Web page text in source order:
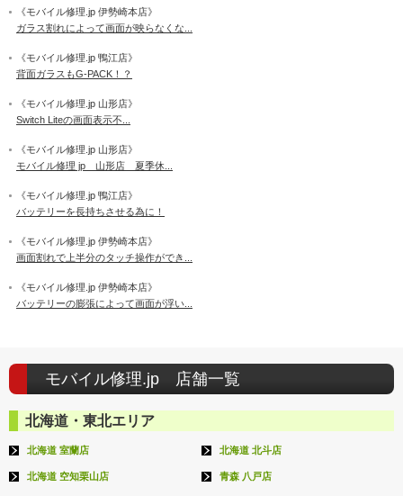
《モバイル修理.jp 伊勢崎本店》
ガラス割れによって画面が映らなくな...
《モバイル修理.jp 鴨江店》
背面ガラスもG-PACK！？
《モバイル修理.jp 山形店》
Switch Liteの画面表示不...
《モバイル修理.jp 山形店》
モバイル修理 jp 山形店 夏季休...
《モバイル修理.jp 鴨江店》
バッテリーを長持ちさせる為に！
《モバイル修理.jp 伊勢崎本店》
画面割れで上半分のタッチ操作ができ...
《モバイル修理.jp 伊勢崎本店》
バッテリーの膨張によって画面が浮い...
モバイル修理.jp 店舗一覧
北海道・東北エリア
北海道 室蘭店 北海道 北斗店
北海道 空知栗山店 青森 八戸店